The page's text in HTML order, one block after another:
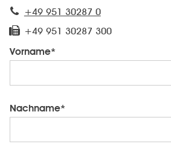
+49 951 30287 0
+49 951 30287 300
Vorname*
Nachname*